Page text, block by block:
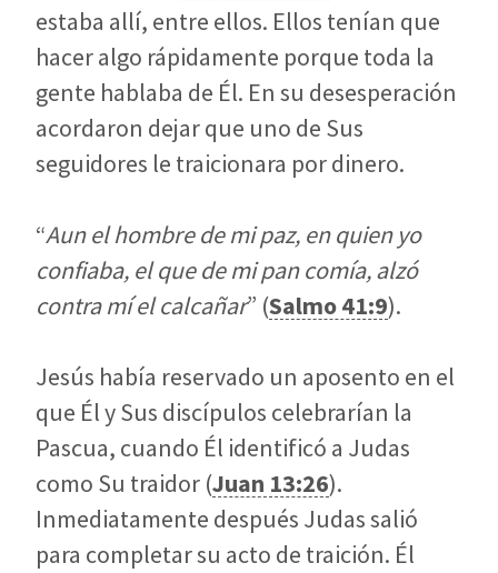
estaba allí, entre ellos. Ellos tenían que
hacer algo rápidamente porque toda la
gente hablaba de Él. En su desesperación
acordaron dejar que uno de Sus
seguidores le traicionara por dinero.
“Aun el hombre de mi paz, en quien yo
confiaba, el que de mi pan comía, alzó
contra mí el calcañar” (Salmo 41:9).
Jesús había reservado un aposento en el
que Él y Sus discípulos celebrarían la
Pascua, cuando Él identificó a Judas
como Su traidor (Juan 13:26).
Inmediatamente después Judas salió
para completar su acto de traición. Él